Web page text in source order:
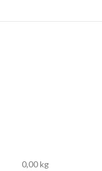
0,00 kg